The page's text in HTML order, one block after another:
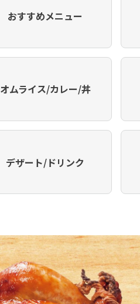
おすすめメニュー
オムライス/カレー/丼
デザート/ドリンク